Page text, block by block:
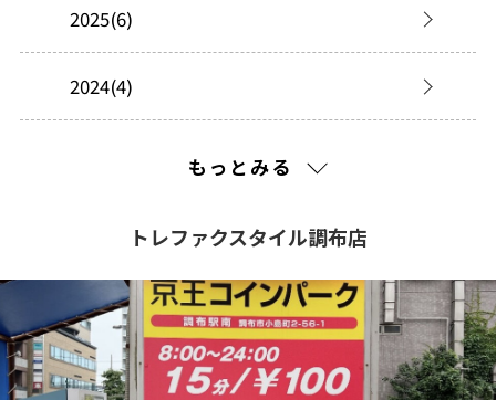
2025(6)
2024(4)
2021(116)
2020(239)
もっとみる
トレファクスタイル調布店